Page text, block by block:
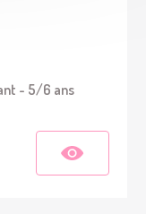
- 5/6 ans